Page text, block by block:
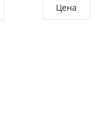
Цена